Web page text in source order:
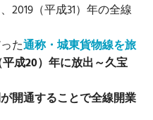
2019（平成31）年の全線
た通称・城東貨物線を旅
成20）年に放出～久宝
開通することで全線開業